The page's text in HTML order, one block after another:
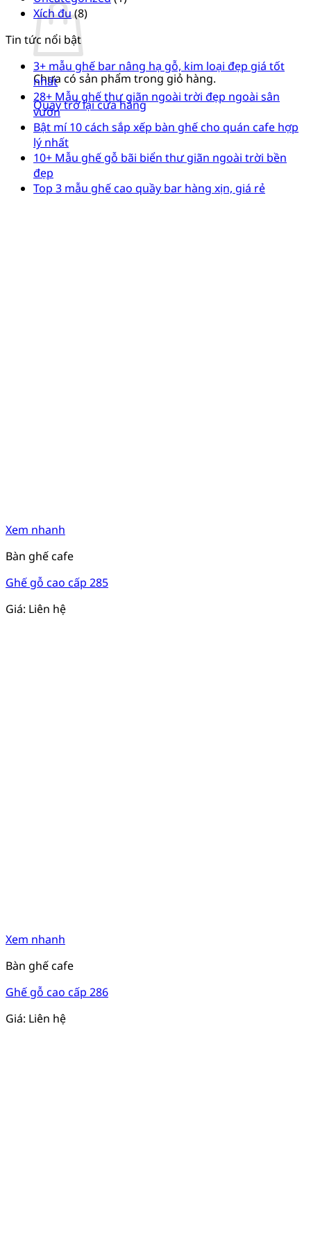
Chưa có sản phẩm trong giỏ hàng.
Quay trở lại cửa hàng
Xích đu(8)
Tin tức nổi bật
3+ mẫu ghế bar nâng hạ gỗ, kim loại đẹp giá tốt
nhất
28+ Mẫu ghế thư giãn ngoài trời đẹp ngoài sân
vườn
Bật mí 10 cách sắp xếp bàn ghế cho quán cafe hợp
lý nhất
10+ Mẫu ghế gỗ bãi biển thư giãn ngoài trời bền
đẹp
Top 3 mẫu ghế cao quầy bar hàng xịn, giá rẻ
Xem nhanh
Bàn ghế cafe
Ghế gỗ cao cấp 285
Giá: Liên hệ
Xem nhanh
Bàn ghế cafe
Ghế gỗ cao cấp 286
Giá: Liên hệ